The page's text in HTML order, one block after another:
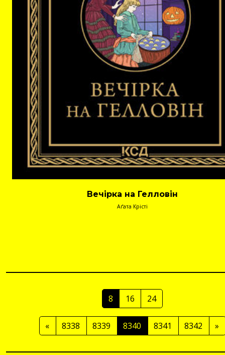
Вечірка на Гелловін
Аґата Крісті
8 16 24
« 8338 8339 8340 8341 8342 »